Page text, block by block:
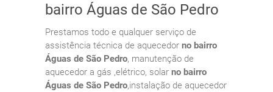
bairro Águas de São Pedro
Prestamos todo e qualquer serviço de
assistência técnica de aquecedor no bairro
Águas de São Pedro, manutenção de
aquecedor a gás ,elétrico, solar no bairro
Águas de São Pedro,instalação de aquecedor